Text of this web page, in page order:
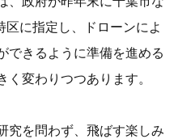
区に指定し、ドローンによ
できるように準備を進める
変わりつつあります。
究を問わず、飛ばす楽しみ